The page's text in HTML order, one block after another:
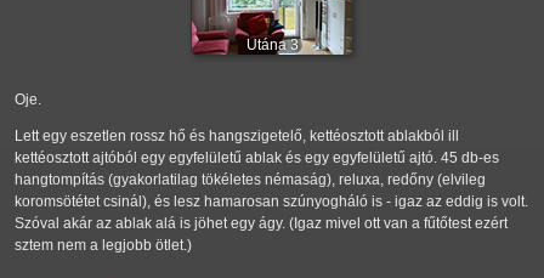
Utána 3
Oje.
Lett egy eszetlen rossz hő és hangszigetelő, kettéosztott ablakból ill
kettéosztott ajtóból egy egyfelületű ablak és egy egyfelületű ajtó. 45 db-es
hangtompítás (gyakorlatilag tökéletes némaság), reluxa, redőny (elvileg
koromsötétet csinál), és lesz hamarosan szúnyogháló is - igaz az eddig is volt.
Szóval akár az ablak alá is jöhet egy ágy. (Igaz mivel ott van a fűtőtest ezért
sztem nem a legjobb ötlet.)